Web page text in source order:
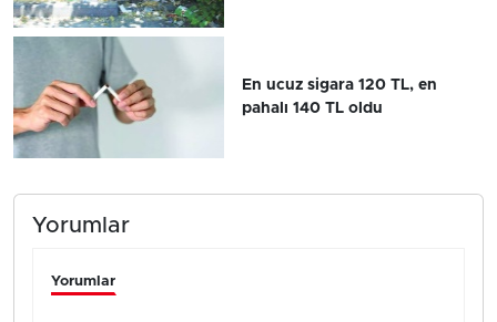
En ucuz sigara 120 TL, en
pahalı 140 TL oldu
Yorumlar
Yorumlar